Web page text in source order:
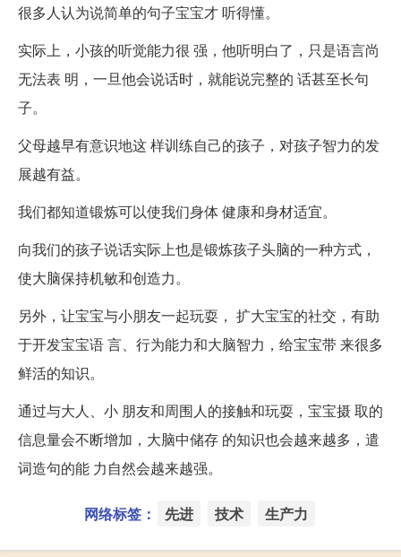
很多人认为说简单的句子宝宝才 听得懂。
实际上，小孩的听觉能力很 强，他听明白了，只是语言尚
无法表 明，一旦他会说话时，就能说完整的 话甚至长句
子。
父母越早有意识地这 样训练自己的孩子，对孩子智力的发
展越有益。
我们都知道锻炼可以使我们身体 健康和身材适宜。
向我们的孩子说话实际上也是锻炼孩子头脑的一种方式，
使大脑保持机敏和创造力。
另外，让宝宝与小朋友一起玩耍， 扩大宝宝的社交，有助
于开发宝宝语 言、行为能力和大脑智力，给宝宝带 来很多
鲜活的知识。
通过与大人、小 朋友和周围人的接触和玩耍，宝宝摄 取的
信息量会不断增加，大脑中储存 的知识也会越来越多，遣
词造句的能 力自然会越来越强。
网络标签： 先进 技术 生产力